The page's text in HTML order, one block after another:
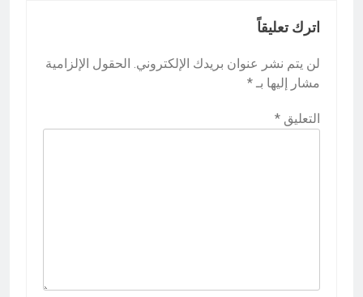
اترك تعليقاً
لن يتم نشر عنوان بريدك الإلكتروني. الحقول الإلزامية
مشار إليها بـ *
التعليق *